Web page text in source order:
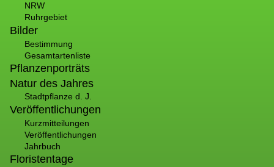
NRW
Ruhrgebiet
Bilder
Bestimmung
Gesamtartenliste
Pflanzenporträts
Natur des Jahres
Stadtpflanze d. J.
Veröffentlichungen
Kurzmitteilungen
Veröffentlichungen
Jahrbuch
Floristentage